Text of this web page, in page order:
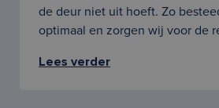
de deur niet uit hoeft. Zo
optimaal en zorgen wij voor de
Lees verder